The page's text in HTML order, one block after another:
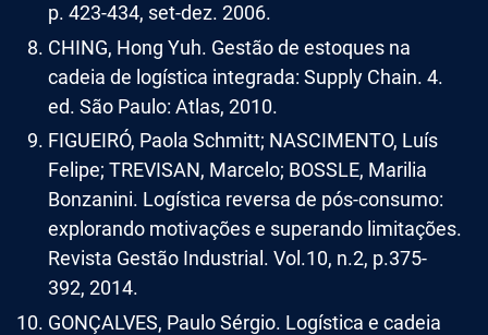
p. 423-434, set-dez. 2006.
CHING, Hong Yuh. Gestão de estoques na
cadeia de logística integrada: Supply Chain. 4.
ed. São Paulo: Atlas, 2010.
FIGUEIRÓ, Paola Schmitt; NASCIMENTO, Luís
Felipe; TREVISAN, Marcelo; BOSSLE, Marilia
Bonzanini. Logística reversa de pós-consumo:
explorando motivações e superando limitações.
Revista Gestão Industrial. Vol.10, n.2, p.375-
392, 2014.
GONÇALVES, Paulo Sérgio. Logística e cadeia